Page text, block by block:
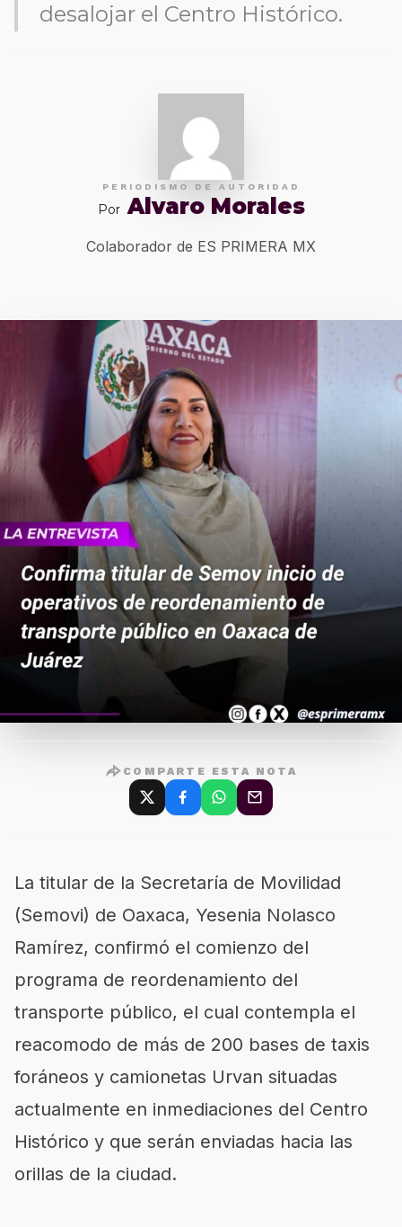
desalojar el Centro Histórico.
PERIODISMO DE AUTORIDAD
Por Alvaro Morales
Colaborador de ES PRIMERA MX
COMPARTE ESTA NOTA
La titular de la Secretaría de Movilidad
(Semovi) de Oaxaca, Yesenia Nolasco
Ramírez, confirmó el comienzo del
programa de reordenamiento del
transporte público, el cual contempla el
reacomodo de más de 200 bases de taxis
foráneos y camionetas Urvan situadas
actualmente en inmediaciones del Centro
Histórico y que serán enviadas hacia las
orillas de la ciudad.